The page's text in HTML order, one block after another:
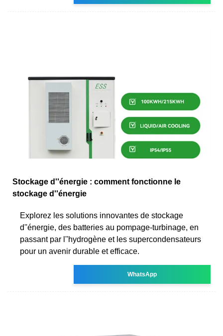
Stockage d''énergie : comment fonctionne le
stockage d''énergie
Explorez les solutions innovantes de stockage
d''énergie, des batteries au pompage-turbinage, en
passant par l''hydrogène et les supercondensateurs
pour un avenir durable et efficace.
WhatsApp